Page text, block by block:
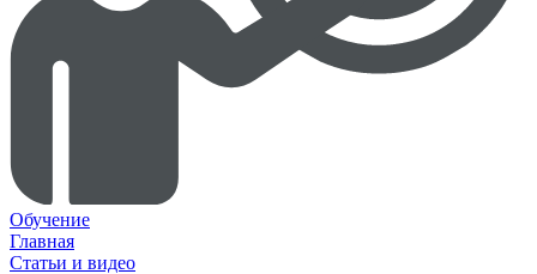
Обучение
Главная
Статьи и видео